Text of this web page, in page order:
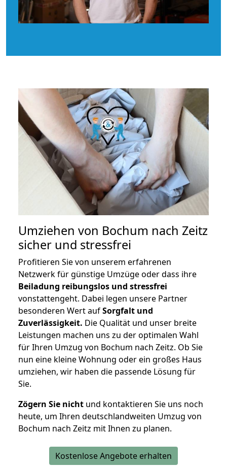
Umziehen von Bochum nach Zeitz
sicher und stressfrei
Profitieren Sie von unserem erfahrenen
Netzwerk für günstige Umzüge oder dass ihre
Beiladung reibungslos und stressfrei
vonstattengeht. Dabei legen unsere Partner
besonderen Wert aufSorgfalt und
Zuverlässigkeit. Die Qualität und unser breite
Leistungen machen uns zu der optimalen Wahl
für Ihren Umzug von Bochum nach Zeitz. Ob Sie
nun eine kleine Wohnung oder ein großes Haus
umziehen, wir haben die passende Lösung für
Sie.
Zögern Sie nicht und kontaktieren Sie uns noch
heute, um Ihren deutschlandweiten Umzug von
Bochum nach Zeitz mit Ihnen zu planen.
Kostenlose Angebote erhalten